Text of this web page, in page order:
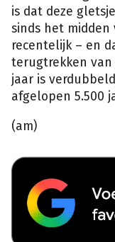
is dat deze
sinds het
recentelijk – en
terugtrekken
jaar is
afgelopen 5.500
(am)